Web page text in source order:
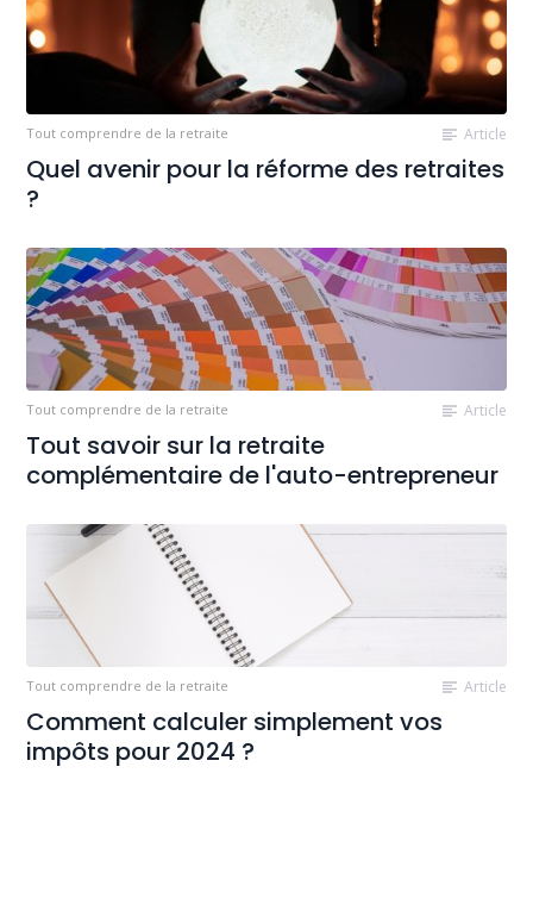
Tout comprendre de la retraite Article
Quel avenir pour la réforme des retraites
?
Tout comprendre de la retraite Article
Tout savoir sur la retraite
complémentaire de l'auto-entrepreneur
Tout comprendre de la retraite Article
Comment calculer simplement vos
impôts pour 2024 ?